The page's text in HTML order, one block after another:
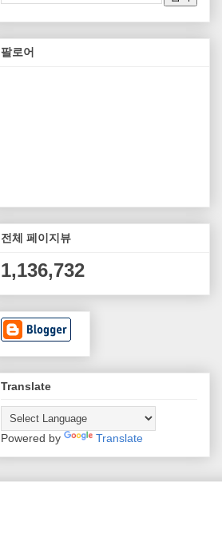
팔로어
전체 페이지뷰
1,136,732
Translate
Powered by Translate